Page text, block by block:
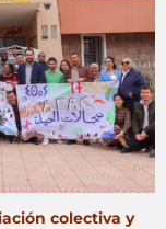
colectiva y